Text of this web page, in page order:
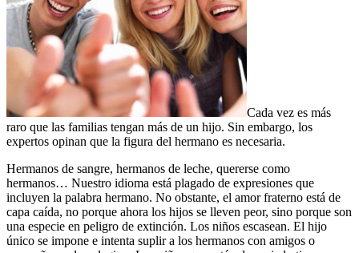
Cada vez es más
raro que las familias tengan más de un hijo. Sin embargo, los
expertos opinan que la figura del hermano es necesaria.
Hermanos de sangre, hermanos de leche, quererse como
hermanos… Nuestro idioma está plagado de expresiones que
incluyen la palabra hermano. No obstante, el amor fraterno está de
capa caída, no porque ahora los hijos se lleven peor, sino porque son
una especie en peligro de extinción. Los niños escasean. El hijo
único se impone e intenta suplir a los hermanos con amigos o